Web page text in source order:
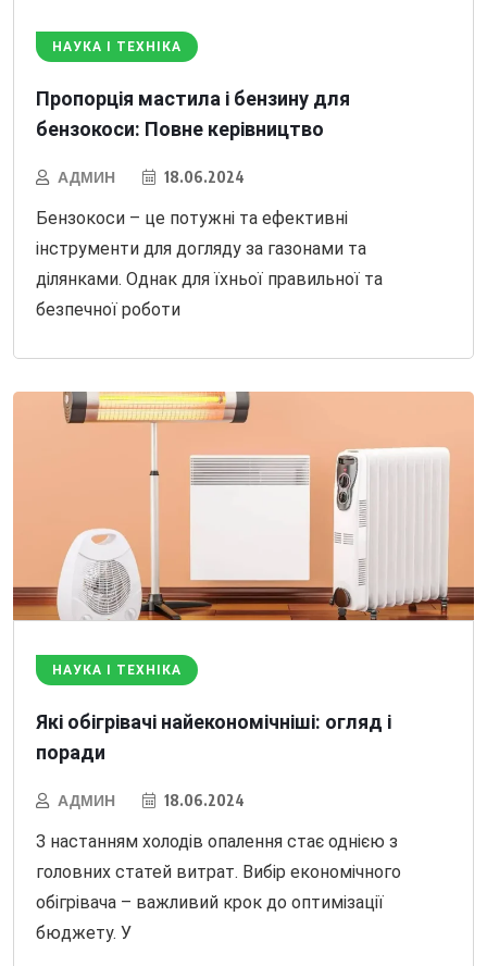
НАУКА І ТЕХНІКА
Пропорція мастила і бензину для
бензокоси: Повне керівництво
АДМИН 18.06.2024
Бензокоси – це потужні та ефективні
інструменти для догляду за газонами та
ділянками. Однак для їхньої правильної та
безпечної роботи
НАУКА І ТЕХНІКА
Які обігрівачі найекономічніші: огляд і
поради
АДМИН 18.06.2024
З настанням холодів опалення стає однією з
головних статей витрат. Вибір економічного
обігрівача – важливий крок до оптимізації
бюджету. У